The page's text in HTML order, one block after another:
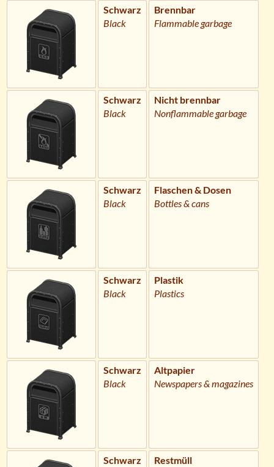
Schwarz
Black
Brennbar
Flammable garbage
Schwarz
Black
Nicht brennbar
Nonflammable garbage
Schwarz
Black
Flaschen & Dosen
Bottles & cans
Schwarz
Black
Plastik
Plastics
Schwarz
Black
Altpapier
Newspapers & magazines
Schwarz
Restmüll